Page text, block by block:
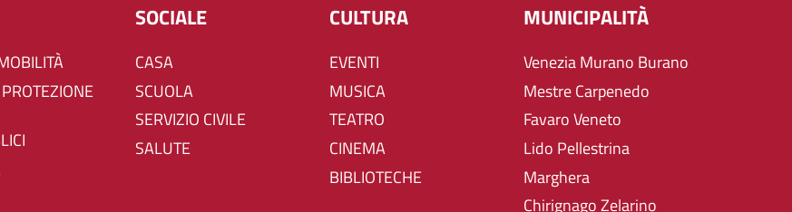
SOCIALE
CASA
SCUOLA
SERVIZIO CIVILE
SALUTE
CULTURA
EVENTI
MUSICA
TEATRO
CINEMA
BIBLIOTECHE
MUNICIPALITÀ
Venezia Murano Burano
Mestre Carpenedo
Favaro Veneto
Lido Pellestrina
Marghera
Chirignago Zelarino